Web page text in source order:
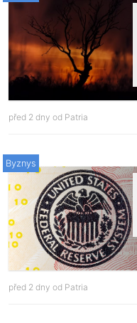
před 2 dny od Patria
Byznys
před 2 dny od Patria